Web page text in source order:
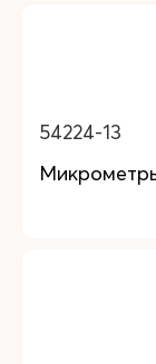
54224-13